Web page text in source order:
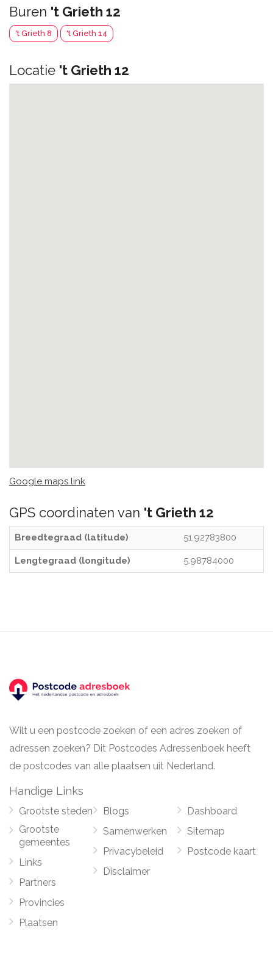
Buren 't Grieth 12
't Grieth 8 't Grieth 14
Locatie 't Grieth 12
Google maps link
GPS coordinaten van 't Grieth 12
Breedtegraad (latitude) 51.92783800
Lengtegraad (longitude) 5.98784000
Wilt u een postcode zoeken of een adres zoeken of
adressen zoeken? Dit Postcodes Adressenboek heeft
de postcodes van alle plaatsen uit Nederland.
Handige Links
Grootste steden
Grootste
gemeentes
Links
Partners
Provincies
Plaatsen
Blogs
Samenwerken
Privacybeleid
Disclaimer
Dashboard
Sitemap
Postcode kaart